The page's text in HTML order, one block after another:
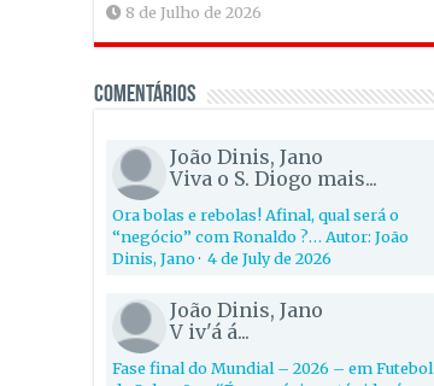
8 de Julho de 2026
Comentários
João Dinis, Jano
Viva o S. Diogo mais...
Ora bolas e rebolas! Afinal, qual será o
“negócio” com Ronaldo ?… Autor: João
Dinis, Jano· 4 de July de 2026
João Dinis, Jano
V iv'á á...
Fase final do Mundial – 2026 – em Futebol